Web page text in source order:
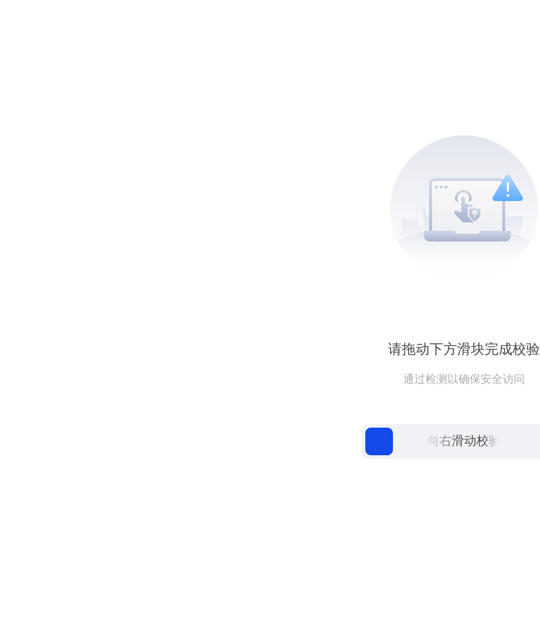
请拖动下方滑块完成校验
通过检测以确保安全访问